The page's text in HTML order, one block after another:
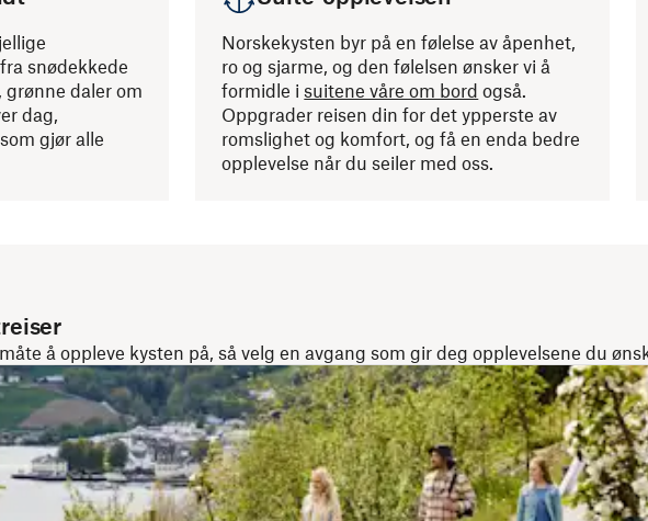
snødekkede
daler om
dag,
gjør alle
Norskekysten byr på en følelse av åpenhet,
ro og sjarme, og den følelsen ønsker vi å
formidle isuitene våre om bord også.
Oppgrader reisen din for det ypperste av
romslighet og komfort, og få en enda bedre
opplevelse når du seiler med oss.
å oppleve kysten på, så velg en avgang som gir deg opplevelsene du